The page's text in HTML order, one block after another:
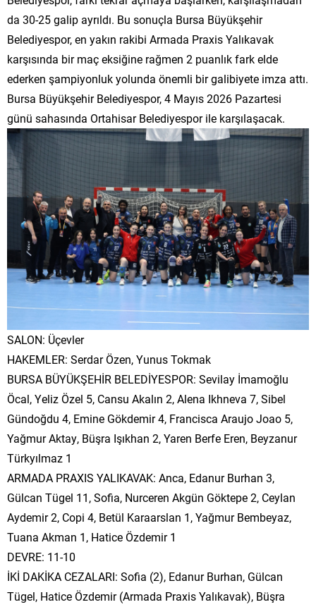
da 30-25 galip ayrıldı. Bu sonuçla Bursa Büyükşehir
Belediyespor, en yakın rakibi Armada Praxis Yalıkavak
karşısında bir maç eksiğine rağmen 2 puanlık fark elde
ederken şampiyonluk yolunda önemli bir galibiyete imza attı.
Bursa Büyükşehir Belediyespor, 4 Mayıs 2026 Pazartesi
günü sahasında Ortahisar Belediyespor ile karşılaşacak.
SALON: Üçevler
HAKEMLER: Serdar Özen, Yunus Tokmak
BURSA BÜYÜKŞEHİR BELEDİYESPOR: Sevilay İmamoğlu
Öcal, Yeliz Özel 5, Cansu Akalın 2, Alena Ikhneva 7, Sibel
Gündoğdu 4, Emine Gökdemir 4, Francisca Araujo Joao 5,
Yağmur Aktay, Büşra Işıkhan 2, Yaren Berfe Eren, Beyzanur
Türkyılmaz 1
ARMADA PRAXIS YALIKAVAK: Anca, Edanur Burhan 3,
Gülcan Tügel 11, Sofia, Nurceren Akgün Göktepe 2, Ceylan
Aydemir 2, Copi 4, Betül Karaarslan 1, Yağmur Bembeyaz,
Tuana Akman 1, Hatice Özdemir 1
DEVRE: 11-10
İKİ DAKİKA CEZALARI: Sofia (2), Edanur Burhan, Gülcan
Tügel, Hatice Özdemir (Armada Praxis Yalıkavak), Büşra